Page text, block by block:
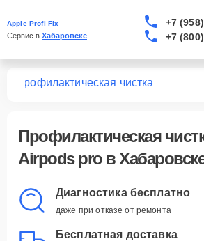
Apple Profi Fix
Сервис в Хабаровске
+7
+7
Профилактическая чистка
Профилактическая
Airpods pro в
Диагностика бесплатно
даже при отказе от ремонта
Бесплатная доставка